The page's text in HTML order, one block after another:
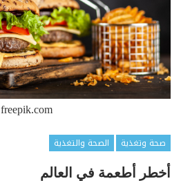
freepik.com
صحة وتغذية
الصحة والتغذية
أخطر أطعمة في العالم